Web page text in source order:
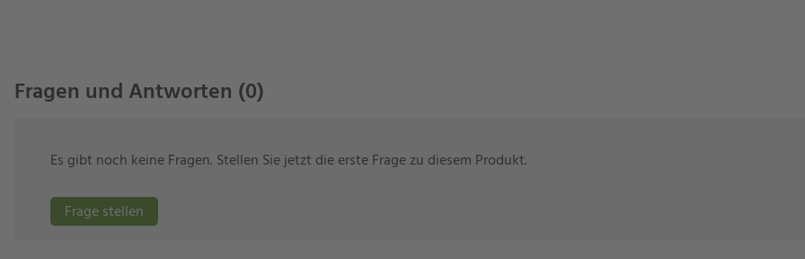
Fragen und Antworten (0)
Es gibt noch keine Fragen. Stellen Sie jetzt die erste Frage zu diesem Produkt.
Frage stellen